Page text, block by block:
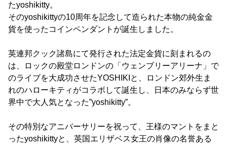
たyoshikitty。
そのyoshikittyの10周年を記念して造られた本物の純金金
貨を使ったコインペンダントが誕生しました。
英連邦クック諸島にて発行された法定金貨に刻まれるの
は、ロックの殿堂ロンドンの「ウェンブリーアリーナ」で
のライブを大成功させたYOSHIKIと、ロンドン郊外生ま
れのハローキティがコラボして誕生し、日本のみならず世
界中で大人気となった”yoshikitty”。
その特別なアニバーサリーを祝って、王様のマントをまと
ったyoshikittyと、英国エリザベス女王の肖像の名誉ある